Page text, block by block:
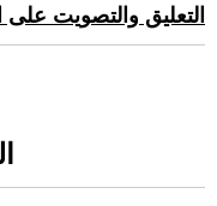
التعليق والتصويت